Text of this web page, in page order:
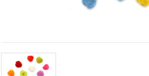
zobrazovali
reklamu, a